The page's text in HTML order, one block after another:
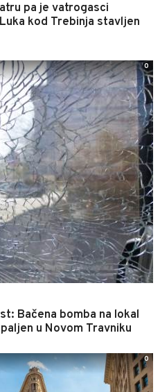
pa je vatrogasci
kod Trebinja stavljen
Bačena bomba na lokal
u Novom Travniku
0
0